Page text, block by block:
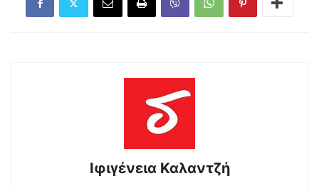
Ιφιγένεια Καλαντζή